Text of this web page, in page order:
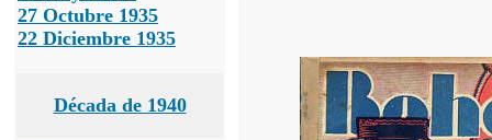
27 Octubre 1935
22 Diciembre 1935
Década de 1940